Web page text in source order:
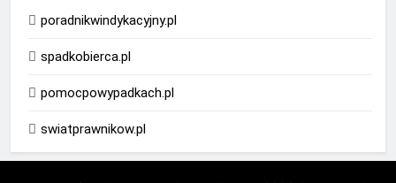
poradnikwindykacyjny.pl
spadkobierca.pl
pomocpowypadkach.pl
swiatprawnikow.pl